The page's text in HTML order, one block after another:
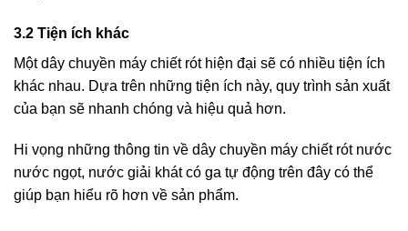
3.2 Tiện ích khác
Một dây chuyền máy chiết rót hiện đại sẽ có nhiều tiện ích
khác nhau. Dựa trên những tiện ích này, quy trình sản xuất
của bạn sẽ nhanh chóng và hiệu quả hơn.
Hi vọng những thông tin về dây chuyền máy chiết rót nước
nước ngọt, nước giải khát có ga tự động trên đây có thể
giúp bạn hiểu rõ hơn về sản phẩm.